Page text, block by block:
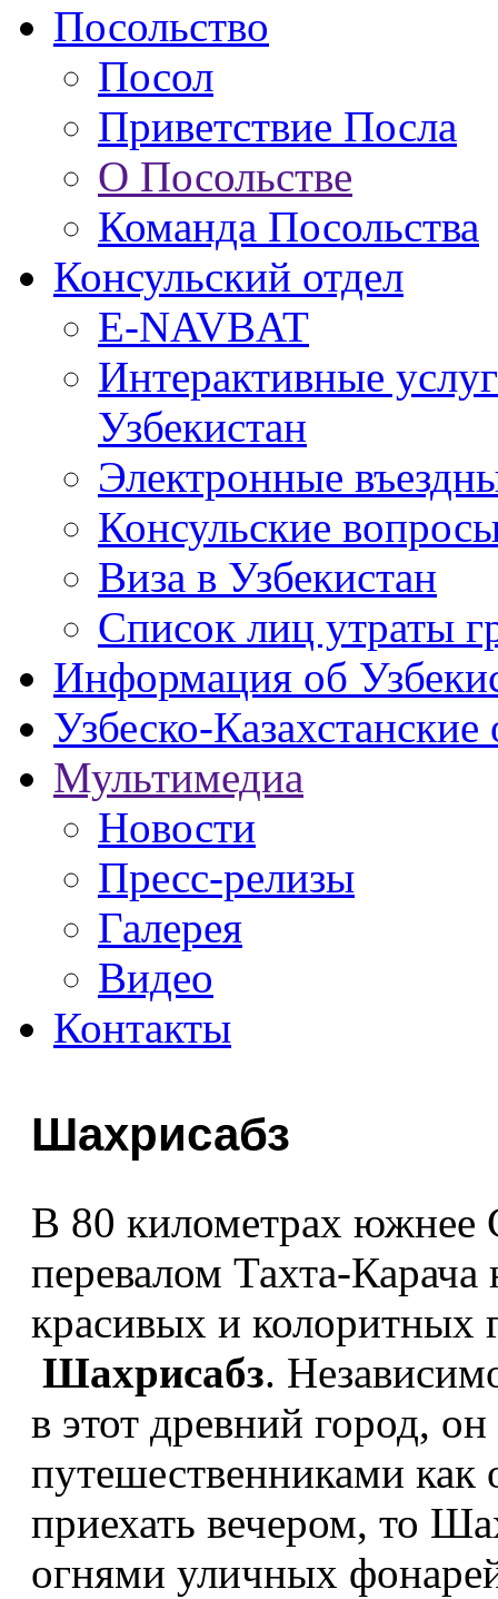
Посольство
Посол
Приветствие Посла
О Посольстве
Команда Посольства
Консульский отдел
E-NAVBAT
Интерактивные
Узбекистан
Электронные
Консульские
Виза в Узбекистан
Список лиц утраты
Информация об
Узбеско-
Мультимедиа
Новости
Пресс-релизы
Галерея
Видео
Контакты
Шахрисабз
В 80 километрах южнее
перевалом Тахта-
красивых и колоритных
Шахрисабз.
в этот древний город, он
путешественниками
приехать вечером, то
огнями уличных